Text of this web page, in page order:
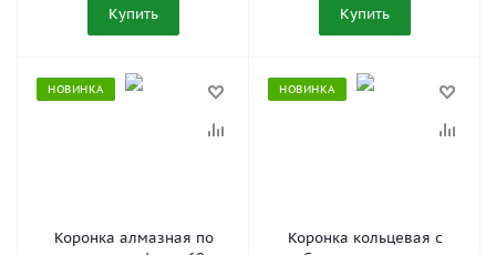
Купить Купить
НОВИНКА
Коронка алмазная по
НОВИНКА
Коронка кольцевая с